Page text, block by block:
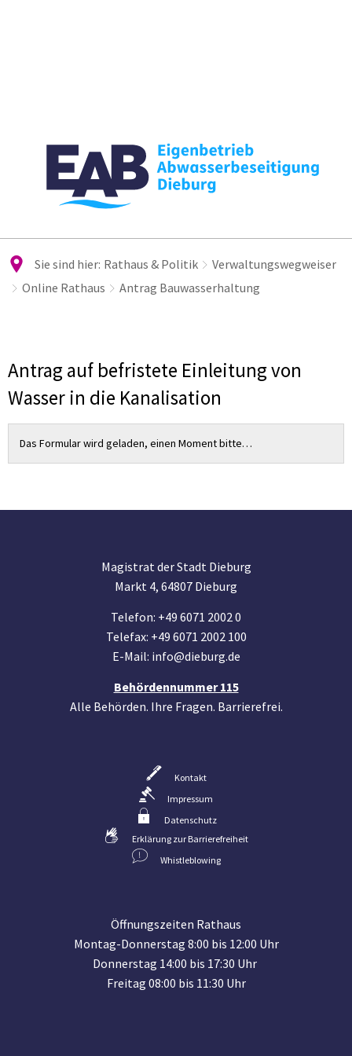
Sie sind hier: Rathaus & Politik
Verwaltungswegweiser
Online Rathaus
Antrag Bauwasserhaltung
Antrag
Bauwasserhaltung
Antrag auf befristete Einleitung von
Wasser in die Kanalisation
Das Formular wird geladen, einen Moment bitte…
Magistrat der Stadt Dieburg
Markt 4, 64807 Dieburg
Telefon: +49 6071 2002 0
Telefax: +49 6071 2002 100
E-Mail: info@dieburg.de
Behördennummer 115
Alle Behörden. Ihre Fragen. Barrierefrei.
Kontakt
Impressum
Datenschutz
Erklärung zur Barrierefreiheit
Whistleblowing
Öffnungszeiten Rathaus
Montag-Donnerstag 8:00 bis 12:00 Uhr
Donnerstag 14:00 bis 17:30 Uhr
Freitag 08:00 bis 11:30 Uhr